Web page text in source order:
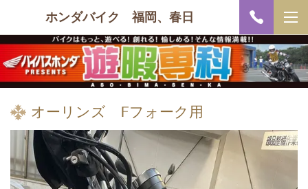
ホンダバイク 福岡、春日
オーリンズ Fフォーク用